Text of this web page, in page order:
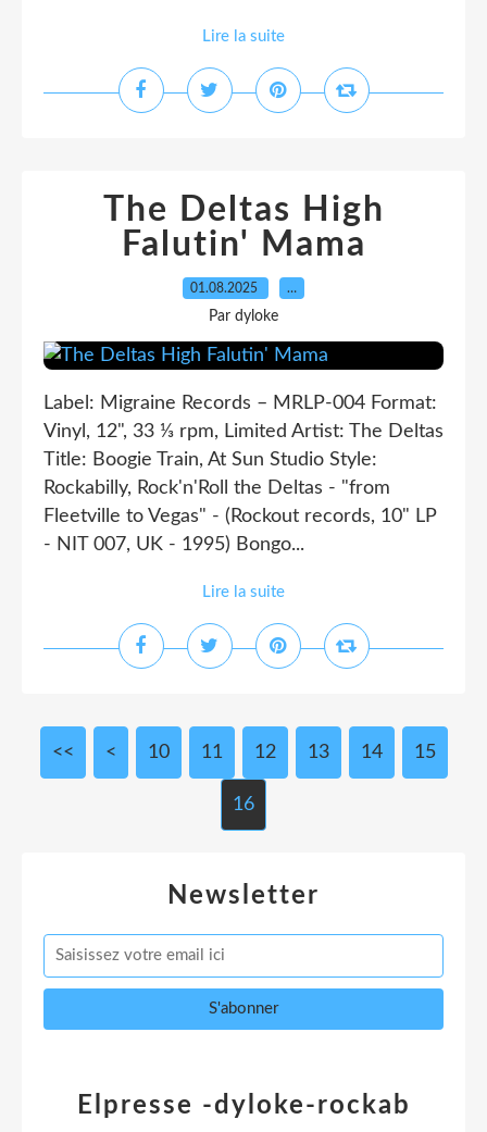
Lire la suite
The Deltas High
Falutin' Mama
01.08.2025 …
Par dyloke
Label: Migraine Records – MRLP-004 Format:
Vinyl, 12", 33 ⅓ rpm, Limited Artist: The Deltas
Title: Boogie Train, At Sun Studio Style:
Rockabilly, Rock'n'Roll the Deltas - "from
Fleetville to Vegas" - (Rockout records, 10" LP
- NIT 007, UK - 1995) Bongo...
Lire la suite
<< < 10 11 12 13 14 15
16
Newsletter
Elpresse -dyloke-rockab